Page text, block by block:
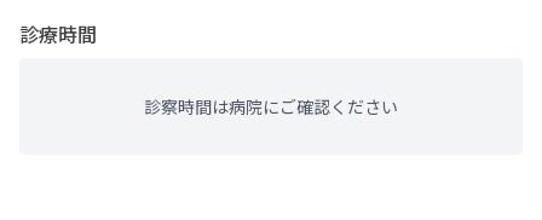
診療時間
診察時間は病院にご確認ください